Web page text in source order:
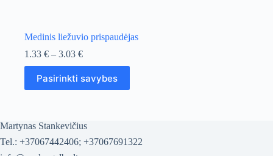
Medinis liežuvio prispaudėjas
1.33 € – 3.03 €Price
range:
1.33 €
through
Pasirinkti savybes
This
product
has
The
options
may
Martynas Stankevičius
Tel.: +37067442406; +37067691322